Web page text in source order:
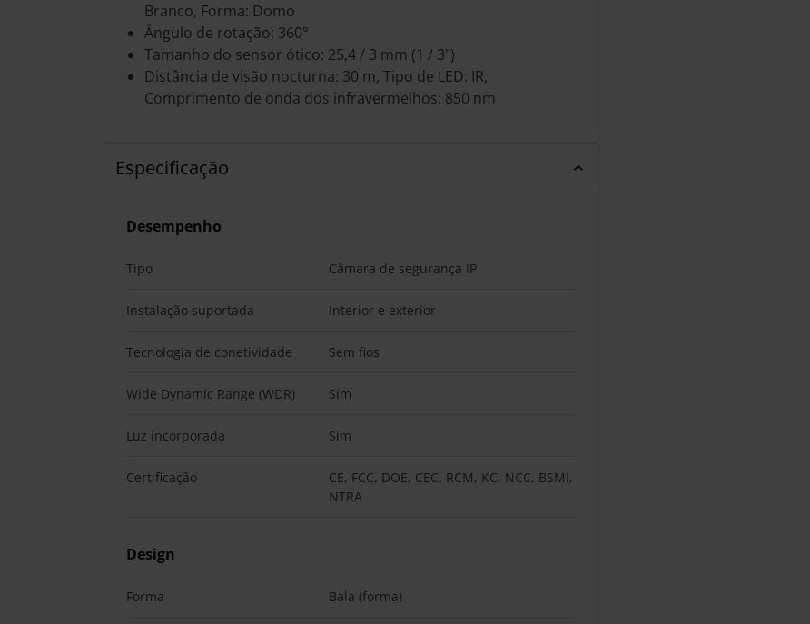
Branco, Forma: Domo
Ângulo de rotação: 360°
Tamanho do sensor ótico: 25,4 / 3 mm (1 / 3")
Distância de visão nocturna: 30 m, Tipo de LED: IR,
Comprimento de onda dos infravermelhos: 850 nm
Especificação
Desempenho
Tipo Câmara de segurança IP
Instalação suportada Interior e exterior
Tecnologia de conetividade Sem fios
Wide Dynamic Range (WDR) Sim
Luz incorporada Sim
Certificação
CE, FCC, DOE, CEC, RCM, KC, NCC, BSMI,
NTRA
Design
Forma Bala (forma)